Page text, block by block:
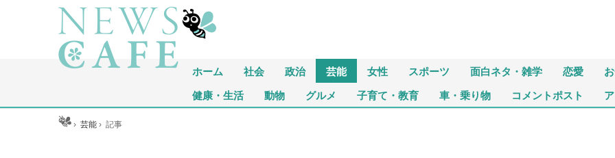
ホーム 社会 政治 芸能 女性 スポーツ 面白ネタ・雑学 恋愛
健康・生活 動物 グルメ 子育て・教育 車・乗り物 コメントポスト
ホーム ›芸能 ›記事